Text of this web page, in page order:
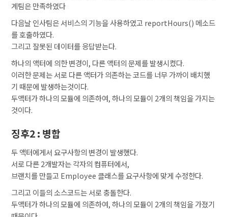
계팀은 만족하였다
다음날 인사팀은 서비스의 기능을 사용하였고 reportHours() 메소드
를 호출하였다.
그리고 잘못된 데이터를 응답받는다.
하나의 액터에 의한 변경이, 다른 액터의 문제를 발생시켰다.
이러한 문제는 서로 다른 액터가 의존하는 코드를 너무 가까이 배치했
기 때문에 발생하는것이다.
두액터가 하나의 모듈에 의존하여, 하나의 모듈이 2개의 책임을 가지는
것이다.
징후2 : 병합
두 액터에게서 요구사항의 변경이 발생했다.
서로 다른 2개발자는 각자의 컴퓨터에서,
브랜치를 만들고 Employee 클래스를 요구사항에 맞게 수정한다.
그리고 이들의 소스코드는 서로 충돌한다.
두액터가 하나의 모듈에 의존하여, 하나의 모듈이 2개의 책임을 가졌기